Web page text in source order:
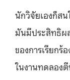
นักวิจัยเองก็สน
มันมีประสิทธิผ
ของการเรียกร้
ในงานทดลอง